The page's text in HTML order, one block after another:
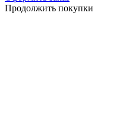
Продолжить покупки